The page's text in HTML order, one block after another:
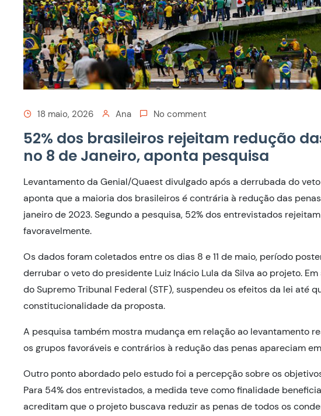
18 maio, 2026 Ana No comment
52% dos brasileiros rejeitam redução
no 8 de Janeiro, aponta pesquisa
Levantamento da Genial/Quaest divulgado após a derrubada do
aponta que a maioria dos brasileiros é contrária à redução das
janeiro de 2023. Segundo a pesquisa, 52% dos entrevistados
favoravelmente.
Os dados foram coletados entre os dias 8 e 11 de maio, período
derrubar o veto do presidente Luiz Inácio Lula da Silva ao projeto.
do Supremo Tribunal Federal (STF), suspendeu os efeitos da lei até
constitucionalidade da proposta.
A pesquisa também mostra mudança em relação ao levantamento
os grupos favoráveis e contrários à redução das penas apareciam
Outro ponto abordado pelo estudo foi a percepção sobre os
Para 54% dos entrevistados, a medida teve como finalidade
acreditam que o projeto buscava reduzir as penas de todos os